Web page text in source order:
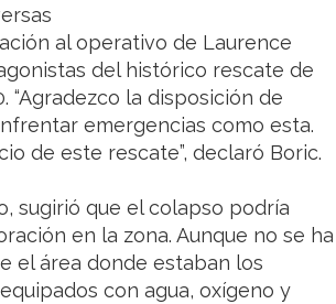
al operativo de Laurence
del histórico rescate de
“Agradezco la disposición de
emergencias como esta.
de este rescate”, declaró Boric.
sugirió que el colapso podría
en la zona. Aunque no se ha
el área donde estaban los
con agua, oxígeno y